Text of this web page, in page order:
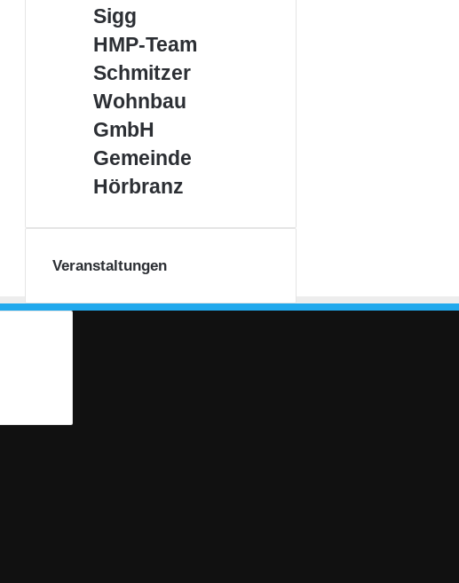
Sigg
HMP-
HMP-Team
Schmitzer
GmbH
Schmitzer
Wohnbau
GmbH
Gemeinde
Gemeinde
Hörbranz
Veranstaltungen